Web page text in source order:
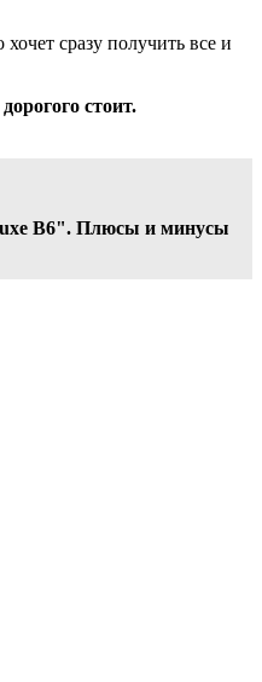
сразу получить все и
стоит.
B6". Плюсы и минусы